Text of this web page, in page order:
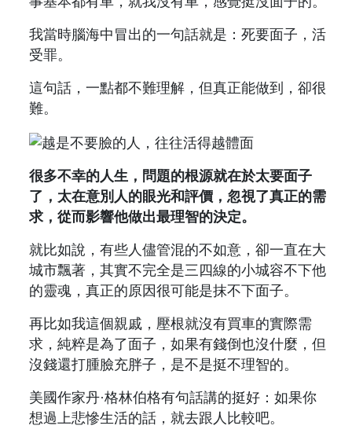
我當時腦海中冒出的一句話就是：死要面子，活
受罪。
這句話，一點都不難理解，但真正能做到，卻很
難。
很多不幸的人生，問題的根源就在於太要面子
了，太在意別人的眼光和評價，忽視了真正的需
求，從而影響他做出最理智的決定。
就比如說，有些人儘管混的不如意，卻一直在大
城市飄著，其實不完全是三四線的小城容不下他
的靈魂，真正的原因很可能是抹不下面子。
再比如我這個親戚，壓根就沒有買車的實際需
求，純粹是為了面子，如果有錢倒也沒什麼，但
沒錢還打腫臉充胖子，是不是挺不理智的。
美國作家丹·格林伯格有句話講的挺好：如果你
想過上悲慘生活的話，就去跟人比較吧。